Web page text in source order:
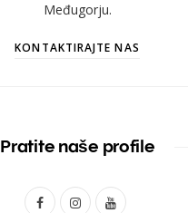
Međugorju.
KONTAKTIRAJTE NAS
Pratite naše profile
F
I
Y